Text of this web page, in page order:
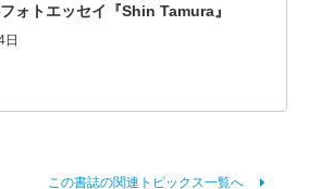
ォトエッセイ『Shin Tamura』
この書誌の関連トピックス一覧へ